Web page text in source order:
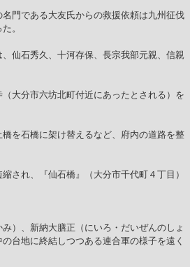
門である大友氏からの救援依頼は九州征伐
。
仙石秀久、十河存保、長宗我部元親、信親
大分市六坊北町付近にあったとされる）を
を石橋に架け替えるなど、府内の道路を整
され、『仙石橋』（大分市千代町４丁目）
）、新納大膳正（にいろ・だいぜんのしょ
台地に終結しつつある連合軍の様子を遠く